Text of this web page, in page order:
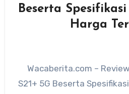
Beserta
Harga
Wacaberita.com –
S21+ 5G Beserta